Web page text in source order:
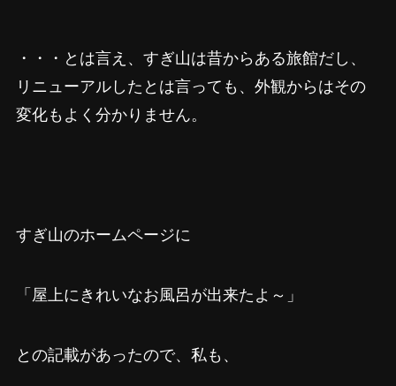
・・・とは言え、すぎ山は昔からある旅館だし、
リニューアルしたとは言っても、外観からはその
変化もよく分かりません。
すぎ山のホームページに
「屋上にきれいなお風呂が出来たよ～」
との記載があったので、私も、